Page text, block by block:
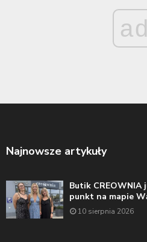
ad
Najnowsze artykuły
Butik CREOWNIA
punkt na mapie
10 sierpnia 2026